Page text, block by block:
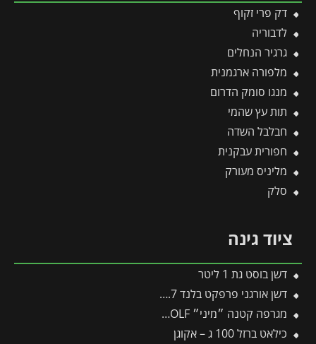
דק פרי זקוף
לדבוריה
גרגיר הנחלים
מלפורה ארגמנית
מנגו סומק הדרום
תות עץ שהמי
חבלבל השדה
חפורית עבקנית
מליניס מעורק
סלק
ציוד גינה
דשן בוסט גת 1 ליטר
דשן אורגני פרפקט בלנד 2.7 ק"ג
מגרפה קטנה ״מיני״ LJ-M/zm15 – WOLF
כילאט ברזל 100 ג – אקוגן